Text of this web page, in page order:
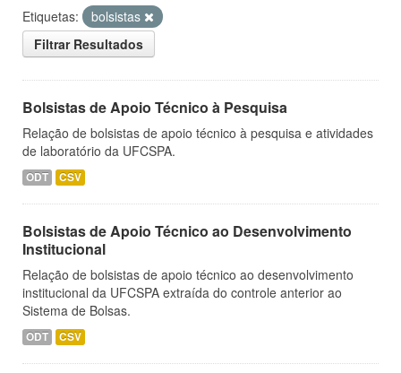
Etiquetas:
bolsistas
Filtrar Resultados
Bolsistas de Apoio Técnico à Pesquisa
Relação de bolsistas de apoio técnico à pesquisa e atividades
de laboratório da UFCSPA.
ODT CSV
Bolsistas de Apoio Técnico ao Desenvolvimento
Institucional
Relação de bolsistas de apoio técnico ao desenvolvimento
institucional da UFCSPA extraída do controle anterior ao
Sistema de Bolsas.
ODT CSV